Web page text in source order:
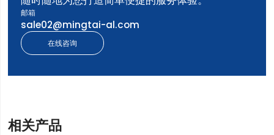
在线咨询
邮箱
sale02@mingtai-al.com
相关产品